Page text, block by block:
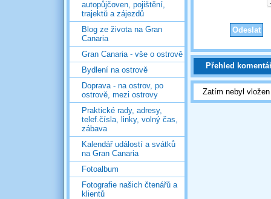
autopůjčoven, pojištění,
trajektů a zájezdů
Blog ze života na Gran
Canaria
Gran Canaria - vše o ostrově
Bydlení na ostrově
Doprava - na ostrov, po
ostrově, mezi ostrovy
Praktické rady, adresy,
telef.čísla, linky, volný čas,
zábava
Kalendář událostí a svátků
na Gran Canaria
Fotoalbum
Fotografie našich čtenářů a
klientů
Přehled
Zatím nebyl